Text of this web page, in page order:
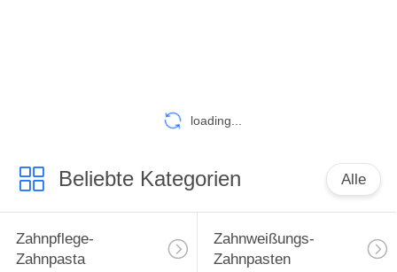
loading...
Beliebte Kategorien Alle
Zahnpflege-
Zahnpasta
Zahnweißungs-
Zahnpasten